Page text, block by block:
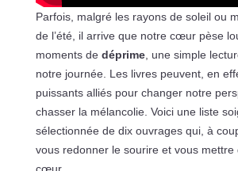
Parfois, malgré les rayons de soleil ou
de l’été, il arrive que notre cœur pèse
moments de déprime, une simple
notre journée. Les livres peuvent, en
puissants alliés pour changer notre
chasser la mélancolie. Voici une liste
sélectionnée de dix ouvrages qui, à
vous redonner le sourire et vous mettre